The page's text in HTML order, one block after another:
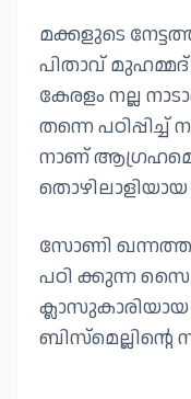
മക്കളുടെ
പിതാവ്
കേരളം നല്ല
തന്നെ
നാണ്
സോണി
പഠി ക്കുന്ന